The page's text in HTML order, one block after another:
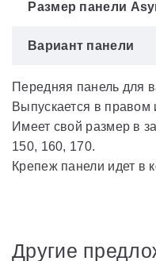
Размер панели
Вариант панели
Передняя панель для
Выпускается в правом
Имеет свой размер в
150, 160, 170.
Крепеж панели идет в
Другие